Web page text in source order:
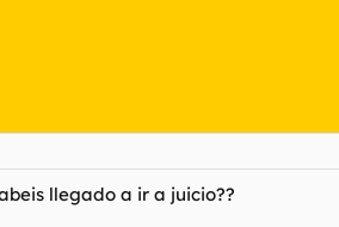
llegado a ir a juicio??